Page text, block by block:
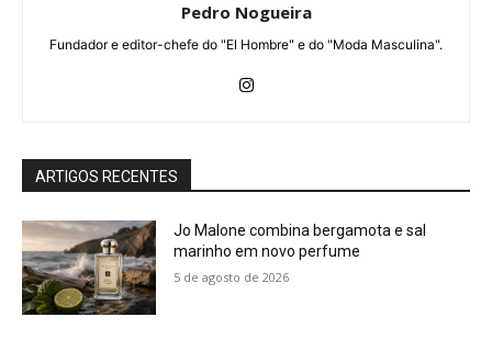
Pedro Nogueira
Fundador e editor-chefe do "El Hombre" e do "Moda Masculina".
ARTIGOS RECENTES
Jo Malone combina bergamota e sal
marinho em novo perfume
5 de agosto de 2026